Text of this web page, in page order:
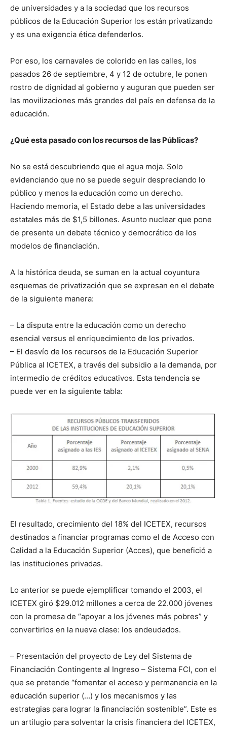
de universidades y a la sociedad que los recursos
públicos de la Educación Superior los están privatizando
y es una exigencia ética defenderlos.
Por eso, los carnavales de colorido en las calles, los
pasados 26 de septiembre, 4 y 12 de octubre, le ponen
rostro de dignidad al gobierno y auguran que pueden ser
las movilizaciones más grandes del país en defensa de la
educación.
¿Qué esta pasado con los recursos de las Públicas?
No se está descubriendo que el agua moja. Solo
evidenciando que no se puede seguir despreciando lo
público y menos la educación como un derecho.
Haciendo memoria, el Estado debe a las universidades
estatales más de $1,5 billones. Asunto nuclear que pone
de presente un debate técnico y democrático de los
modelos de financiación.
A la histórica deuda, se suman en la actual coyuntura
esquemas de privatización que se expresan en el debate
de la siguiente manera:
– La disputa entre la educación como un derecho
esencial versus el enriquecimiento de los privados.
– El desvío de los recursos de la Educación Superior
Pública al ICETEX, a través del subsidio a la demanda, por
intermedio de créditos educativos. Esta tendencia se
puede ver en la siguiente tabla:
El resultado, crecimiento del 18% del ICETEX, recursos
destinados a financiar programas como el de Acceso con
Calidad a la Educación Superior (Acces), que benefició a
las instituciones privadas.
Lo anterior se puede ejemplificar tomando el 2003, el
ICETEX giró $29.012 millones a cerca de 22.000 jóvenes
con la promesa de “apoyar a los jóvenes más pobres” y
convertirlos en la nueva clase: los endeudados.
– Presentación del proyecto de Ley del Sistema de
Financiación Contingente al Ingreso – Sistema FCI, con el
que se pretende “fomentar el acceso y permanencia en la
educación superior (…) y los mecanismos y las
estrategias para lograr la financiación sostenible”. Este es
un artilugio para solventar la crisis financiera del ICETEX,